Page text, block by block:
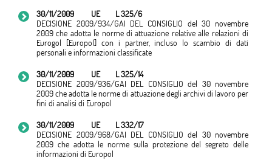
30/11/2009
UE
L 325/6
DECISIONE 2009/934/GAI DEL CONSIGLIO del 30 novembre
2009 che adotta le norme di attuazione relative alle relazioni di
Eurogol [Europol] con i partner, incluso lo scambio di dati
personali e informazioni classificate
30/11/2009
UE
L 325/14
DECISIONE 2009/936/GAI DEL CONSIGLIO del 30 novembre
2009 che adotta le norme di attuazione degli archivi di lavoro per
fini di analisi di Europol
30/11/2009
UE
L 332/17
DECISIONE 2009/968/GAI DEL CONSIGLIO del 30 novembre
2009 che adotta le norme sulla protezione del segreto delle
informazioni di Europol